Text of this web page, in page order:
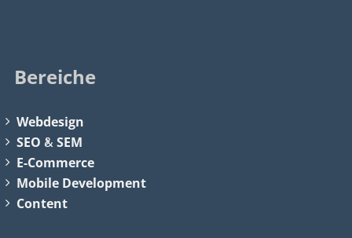
Bereiche
Webdesign
SEO &SEM
E-Commerce
Mobile Development
Content